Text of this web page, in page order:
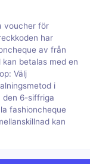
voucher för
har
av från
betalas med en
Välj
i
den 6-siffriga
fashioncheque
kan